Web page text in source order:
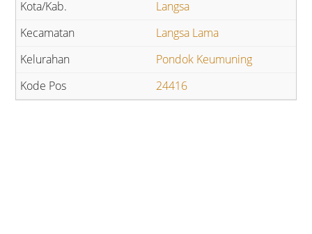
Langsa
Langsa Lama
Pondok Keumuning
24416